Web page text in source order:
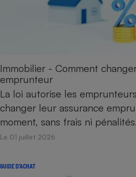
Immobilier - Comment
emprunteur
La loi autorise les
changer leur assurance
moment, sans frais ni
Le 01 juillet 2026
GUIDE D'ACHAT